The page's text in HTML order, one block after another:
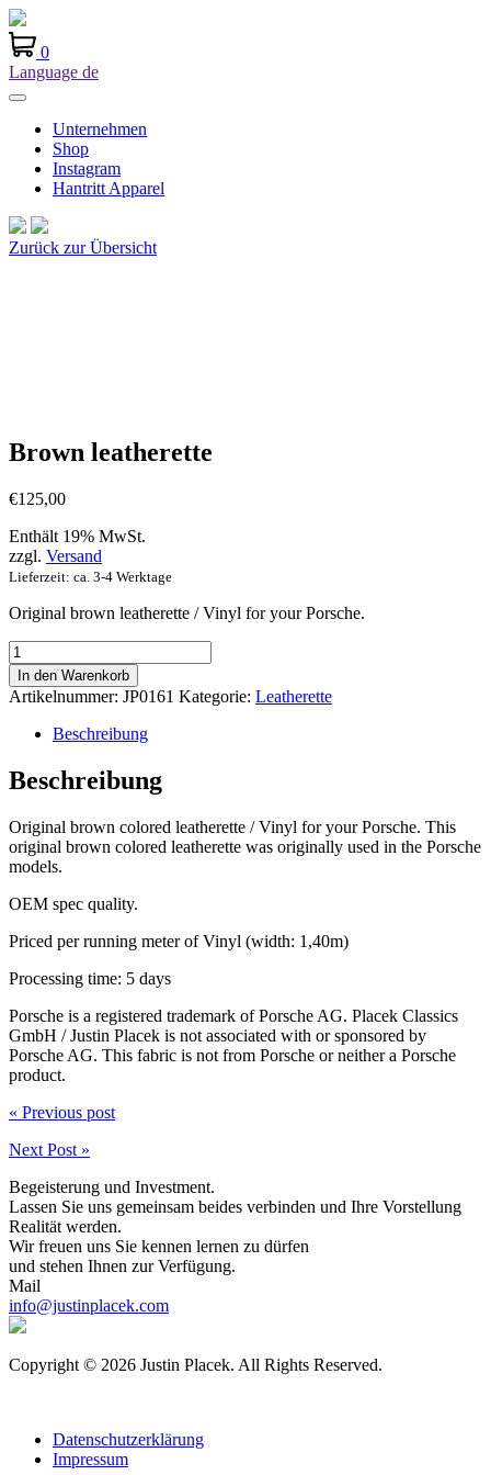
0
Language de
Unternehmen
Shop
Instagram
Hantritt Apparel
Zurück zur Übersicht
Brown leatherette
€125,00
Enthält 19% MwSt.
zzgl. Versand
Lieferzeit: ca. 3-4 Werktage
Original brown leatherette / Vinyl for your Porsche.
Brown
leatherette
Menge
In den Warenkorb
Artikelnummer: JP0161 Kategorie: Leatherette
Beschreibung
Beschreibung
Original brown colored leatherette / Vinyl for your Porsche. This
original brown colored leatherette was originally used in the Porsche
models.
OEM spec quality.
Priced per running meter of Vinyl (width: 1,40m)
Processing time: 5 days
Porsche is a registered trademark of Porsche AG. Placek Classics
GmbH / Justin Placek is not associated with or sponsored by
Porsche AG. This fabric is not from Porsche or neither a Porsche
product.
« Previous post
Next Post »
Begeisterung und Investment.
Lassen Sie uns gemeinsam beides verbinden und Ihre Vorstellung
Realität werden.
Wir freuen uns Sie kennen lernen zu dürfen
und stehen Ihnen zur Verfügung.
Mail
info@justinplacek.com
Copyright © 2026 Justin Placek. All Rights Reserved.
Datenschutzerklärung
Impressum